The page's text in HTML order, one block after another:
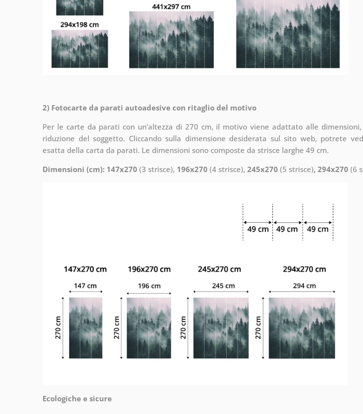
2) Fotocarte da parati autoadesive con ritaglio del motivo
Per le carte da parati con un'altezza di 270 cm, il motivo viene adattato alle dimensioni,
riduzione del soggetto. Cliccando sulla dimensione desiderata sul sito web, potrete
esatta della carta da parati. Le dimensioni sono composte da strisce larghe 49 cm.
Dimensioni (cm): 147x270 (3 strisce), 196x270 (4 strisce), 245x270 (5 strisce), 294x270 (6
Ecologiche e sicure